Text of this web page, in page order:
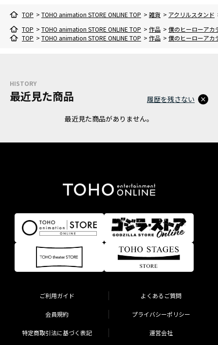
TOP > TOHO animation STORE ONLINE TOP > 雑貨 > アクリルスタンド
TOP > TOHO animation STORE ONLINE TOP > 作品 > 僕のヒーローアカ
TOP > TOHO animation STORE ONLINE TOP > 作品 > 僕のヒーローアカ
HISTORY
最近見た商品
最近見た商品がありません。
履歴を残さない
ご利用ガイド よくあるご質問
会員規約 プライバシーポリシー
特定商取引法に基づく表記 運営会社